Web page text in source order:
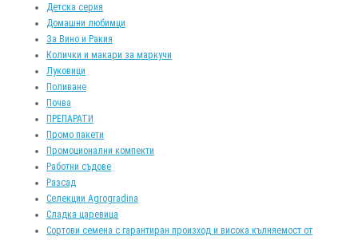
Детска серия
Домашни любимци
За Вино и Ракия
Колички и макари за маркучи
Луковици
Поливане
Почва
ПРЕПАРАТИ
Промо пакети
Промоционални компекти
Работни съдове
Разсад
Селекции Agrogradina
Сладка царевица
Сортови семена с гарантиран произход и висока кълняемост от